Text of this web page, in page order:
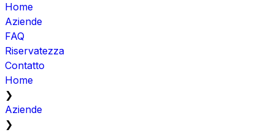
Home
Aziende
FAQ
Riservatezza
Contatto
Home
❯
Aziende
❯